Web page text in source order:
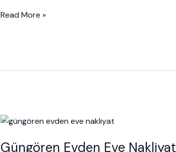
Kâğıthane
Read More »
Güngören Evden Eve Nakliyat